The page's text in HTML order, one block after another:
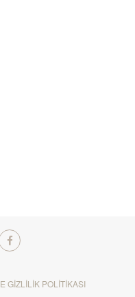
GIZLILIK POLITIKASI